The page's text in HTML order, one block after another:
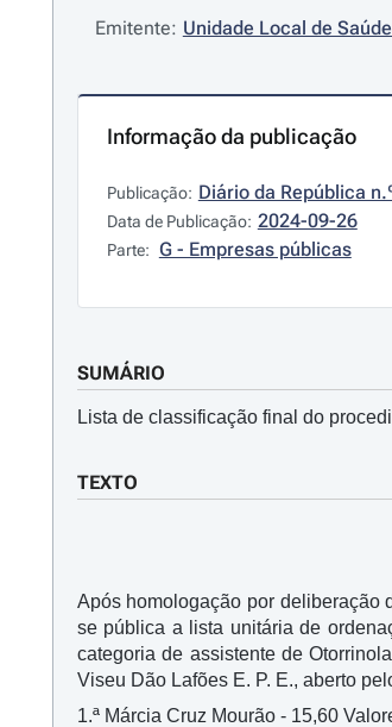
Emitente: Unidade Local de
Informação da publicação
Publicação: Diário da República
Data de Publicação: 2024-09-26
Parte: G - Empresas públicas
SUMÁRIO
Lista de classificação final do
TEXTO
Após homologação por deliberação
se pública a lista unitária de
categoria de assistente de
Viseu Dão Lafões E. P. E., aberto
1.ª Márcia Cruz Mourão - 15,60